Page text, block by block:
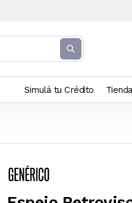
Simulá tu Crédito